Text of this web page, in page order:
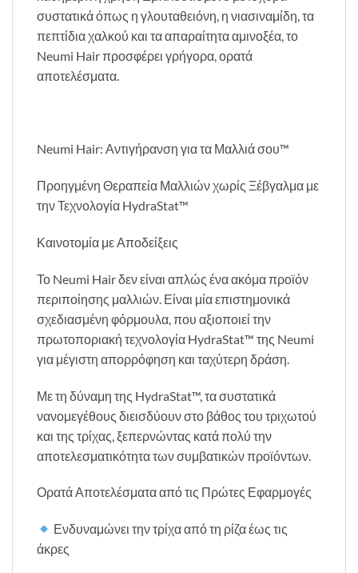
συστατικά όπως η γλουταθειόνη, η νιασιναμίδη, τα
πεπτίδια χαλκού και τα απαραίτητα αμινοξέα, το
Neumi Hair προσφέρει γρήγορα, ορατά
αποτελέσματα.
Neumi Hair: Αντιγήρανση για τα Μαλλιά σου™
Προηγμένη Θεραπεία Μαλλιών χωρίς Ξέβγαλμα με
την Τεχνολογία HydraStat™
Καινοτομία με Αποδείξεις
Το Neumi Hair δεν είναι απλώς ένα ακόμα προϊόν
περιποίησης μαλλιών. Είναι μία επιστημονικά
σχεδιασμένη φόρμουλα, που αξιοποιεί την
πρωτοποριακή τεχνολογία HydraStat™ της Neumi
για μέγιστη απορρόφηση και ταχύτερη δράση.
Με τη δύναμη της HydraStat™, τα συστατικά
νανομεγέθους διεισδύουν στο βάθος του τριχωτού
και της τρίχας, ξεπερνώντας κατά πολύ την
αποτελεσματικότητα των συμβατικών προϊόντων.
Ορατά Αποτελέσματα από τις Πρώτες Εφαρμογές
Ενδυναμώνει την τρίχα από τη ρίζα έως τις
άκρες